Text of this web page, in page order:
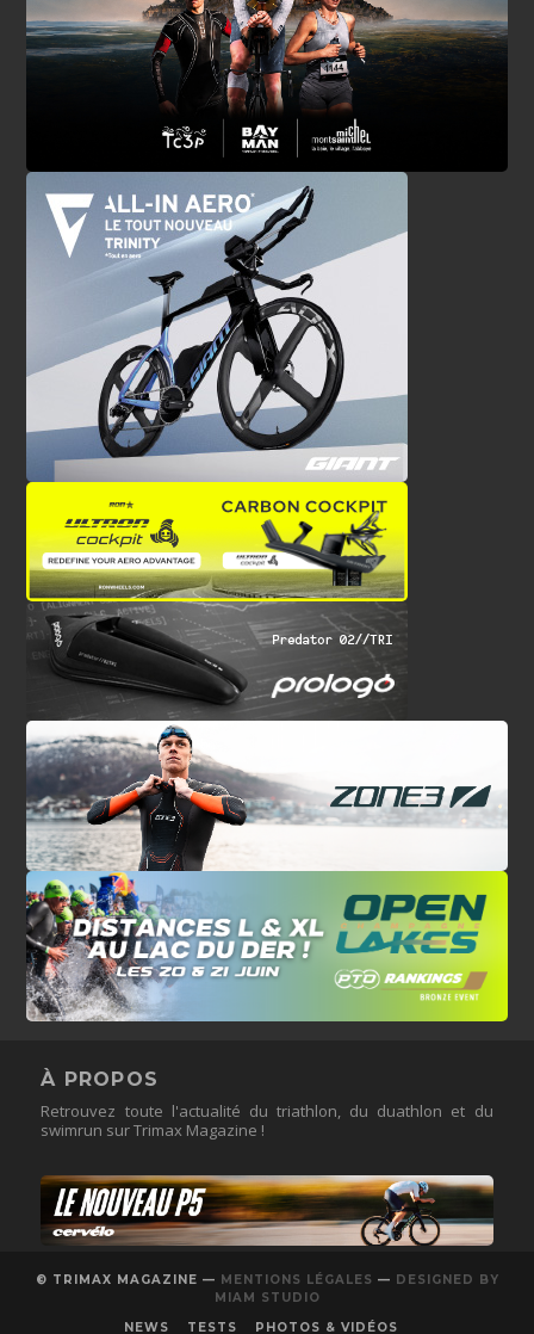
À PROPOS
Retrouvez toute l'actualité du triathlon, du duathlon et du
swimrun sur Trimax Magazine !
© TRIMAX MAGAZINE — MENTIONS LÉGALES — DESIGNED BY
MIAM STUDIO
NEWS
TESTS PHOTOS & VIDÉOS